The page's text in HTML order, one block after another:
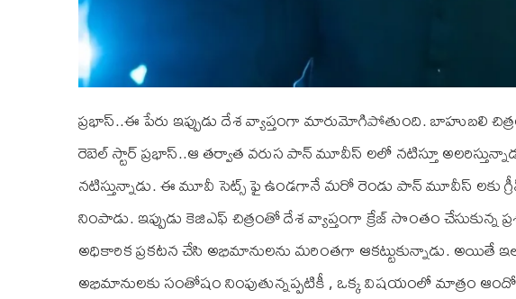
ప్రభాస్..ఈ పేరు ఇప్పుడు దేశ వ్యాప్తంగా మారుమోగిపోతుంది. బాహుబలి
రెబెల్ స్టార్ ప్రభాస్..ఆ తర్వాత వరుస పాన్ మూవీస్ లలో నటిస్తూ
నటిస్తున్నాడు. ఈ మూవీ సెట్స్ ఫై ఉండగానే మరో రెండు పాన్ మూవీస్ లకు
నింపాడు. ఇప్పుడు కెజిఎఫ్ చిత్రంతో దేశ వ్యాప్తంగా క్రేజ్ సొంతం చేసుకున్న
అధికారిక ప్రకటన చేసి అభిమానులను మరింతగా ఆకట్టుకున్నాడు.
అభిమానులకు సంతోషం నింపుతున్నప్పటికీ , ఒక్క విషయంలో మాత్రం